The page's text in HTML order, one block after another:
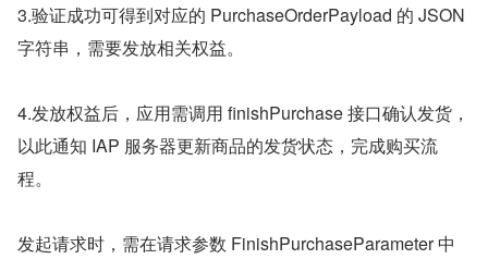
3.验证成功可得到对应的 PurchaseOrderPayload 的 JSON
字符串，需要发放相关权益。
4.发放权益后，应用需调用 finishPurchase 接口确认发货，
以此通知 IAP 服务器更新商品的发货状态，完成购买流
程。
发起请求时，需在请求参数 FinishPurchaseParameter 中